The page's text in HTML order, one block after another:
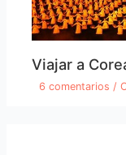
Viajar a
6 comentarios /